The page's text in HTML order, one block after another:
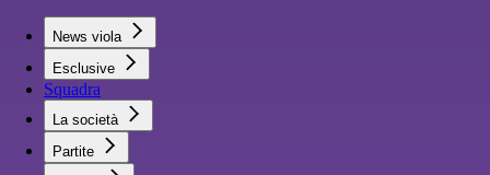
News viola
Esclusive
Squadra
La società
Partite